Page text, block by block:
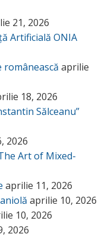
21, 2026
Artificială ONIA
aprilie
18, 2026
Sălceanu”
2026
Art of Mixed-
aprilie 11, 2026
aprilie 10, 2026
10, 2026
2026